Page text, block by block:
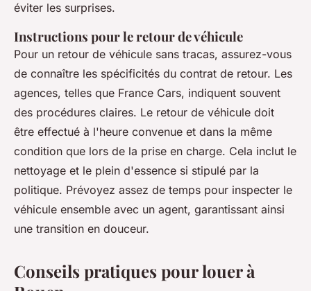
éviter les surprises.
Instructions pour le retour de véhicule
Pour un retour de véhicule sans tracas, assurez-vous
de connaître les spécificités du contrat de retour. Les
agences, telles que France Cars, indiquent souvent
des procédures claires. Le retour de véhicule doit
être effectué à l'heure convenue et dans la même
condition que lors de la prise en charge. Cela inclut le
nettoyage et le plein d'essence si stipulé par la
politique. Prévoyez assez de temps pour inspecter le
véhicule ensemble avec un agent, garantissant ainsi
une transition en douceur.
Conseils pratiques pour louer à